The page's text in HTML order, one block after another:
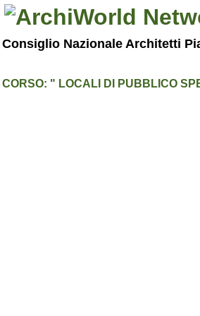
Consiglio Nazionale Architetti
CORSO: " LOCALI DI PUBBLICO